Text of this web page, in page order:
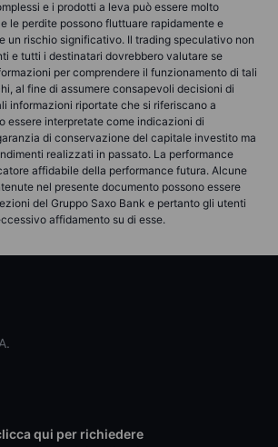
e i prodotti a leva può essere molto
le perdite possono fluttuare rapidamente e
un rischio significativo. Il trading speculativo non
e tutti i destinatari dovrebbero valutare se
per comprendere il funzionamento di tali
al fine di assumere consapevoli decisioni di
informazioni riportate che si riferiscano a
essere interpretate come indicazioni di
di conservazione del capitale investito ma
realizzati in passato. La performance
affidabile della performance futura. Alcune
nel presente documento possono essere
del Gruppo Saxo Bank e pertanto gli utenti
affidamento su di esse.
qui per richiedere